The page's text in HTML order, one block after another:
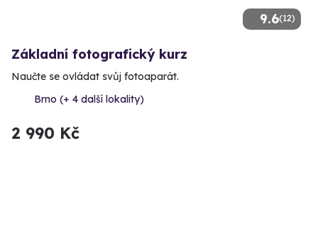
9.6(12)
Základní fotografický kurz
Naučte se ovládat svůj fotoaparát.
Brno (+ 4 další lokality)
2 990 Kč